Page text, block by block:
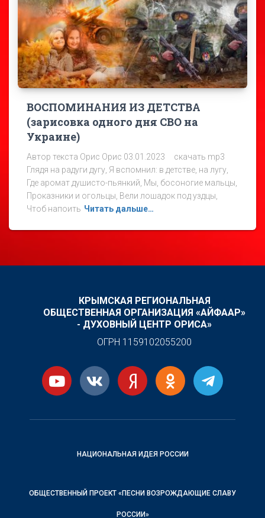
ВОСПОМИНАНИЯ ИЗ ДЕТСТВА
(зарисовка одного дня СВО на
Украине)
Автор текста Орис Орис 03.01.2023 скачать mp3
Глядя на радуги дугу, Я вспомнил: в детстве, на лугу,
Где аромат душисто-пьянкий, Мы, босоногие мальцы,
Проказники и огольцы, Вели лошадок под уздцы,
Чтоб напоить Читать дальше…
КРЫМСКАЯ РЕГИОНАЛЬНАЯ
ОБЩЕСТВЕННАЯ ОРГАНИЗАЦИЯ «АЙФААР»
- ДУХОВНЫЙ ЦЕНТР ОРИСА»
ОГРН 1159102055200
НАЦИОНАЛЬНАЯ ИДЕЯ РОССИИ
ОБЩЕСТВЕННЫЙ ПРОЕКТ «ПЕСНИ ВОЗРОЖДАЮЩИЕ СЛАВУ
РОССИИ»